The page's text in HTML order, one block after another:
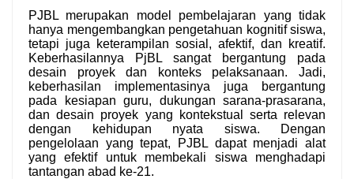
PJBL merupakan model pembelajaran yang tidak
hanya mengembangkan pengetahuan kognitif siswa,
tetapi juga keterampilan sosial, afektif, dan kreatif.
Keberhasilannya PjBL sangat bergantung pada
desain proyek dan konteks pelaksanaan. Jadi,
keberhasilan implementasinya juga bergantung
pada kesiapan guru, dukungan sarana-prasarana,
dan desain proyek yang kontekstual serta relevan
dengan kehidupan nyata siswa. Dengan
pengelolaan yang tepat, PJBL dapat menjadi alat
yang efektif untuk membekali siswa menghadapi
tantangan abad ke-21.